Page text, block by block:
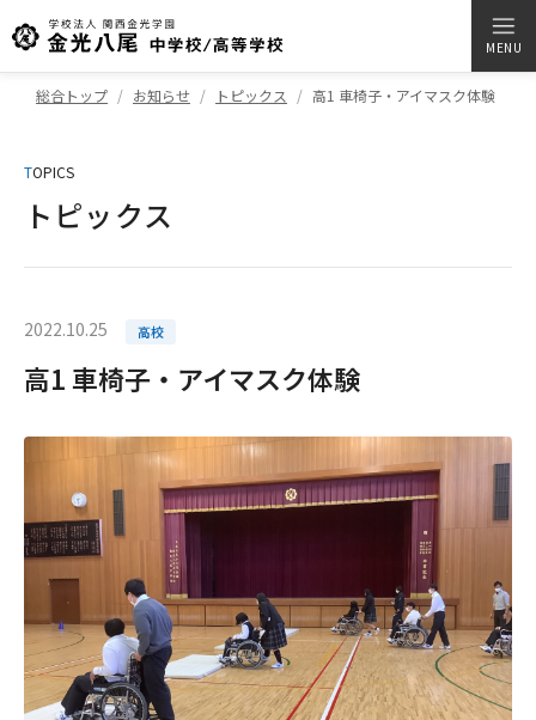
MENU
総合トップ お知らせ トピックス 高1 車椅子・アイマスク体験
TOPICS
トピックス
2022.10.25 高校
高1 車椅子・アイマスク体験